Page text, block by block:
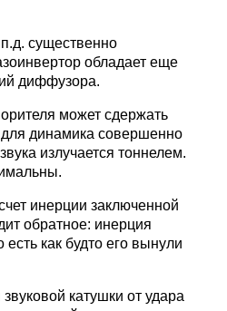
существенно
обладает еще
диффузора.
может сдержать
динамика совершенно
излучается тоннелем.
инерции заключенной
обратное: инерция
как будто его вынули
катушки от удара